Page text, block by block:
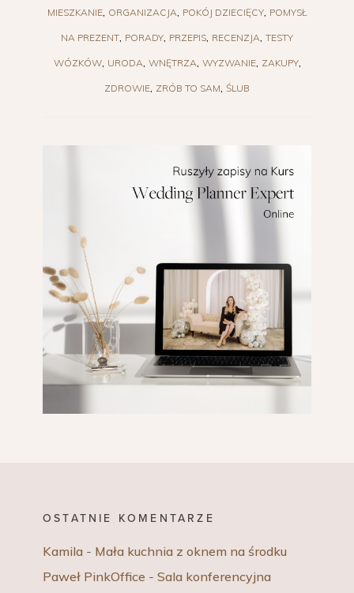
MIESZKANIE ORGANIZACJA POKÓJ DZIECIĘCY POMYSŁ
NA PREZENT PORADY PRZEPIS RECENZJA TESTY
WÓZKÓW URODA WNĘTRZA WYZWANIE ZAKUPY
ZDROWIE ZRÓB TO SAM ŚLUB
OSTATNIE KOMENTARZE
Kamila - Mała kuchnia z oknem na środku
Paweł PinkOffice - Sala konferencyjna